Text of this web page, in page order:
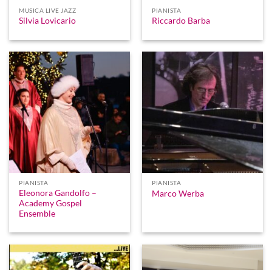
MUSICA LIVE JAZZ
Silvia Lovicario
PIANISTA
Riccardo Barba
PIANISTA
Eleonora Gandolfo –
Academy Gospel
Ensemble
PIANISTA
Marco Werba